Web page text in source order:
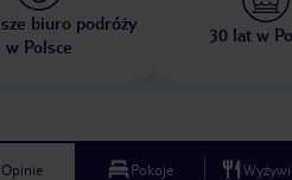
biuro podróży
w Polsce
30 lat w
Opinie Pokoje